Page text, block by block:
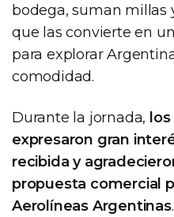
bodega, suman millas
que las convierte en
para explorar
comodidad.
Durante la jornada,
expresaron gran
recibida y
propuesta comercial
Aerolíneas Argentinas.